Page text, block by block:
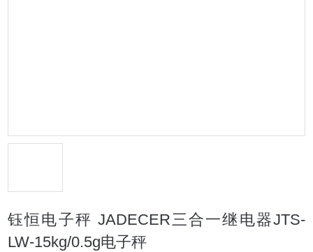
钰恒电子秤 JADECER三合一继电器JTS-
LW-15kg/0.5g电子秤